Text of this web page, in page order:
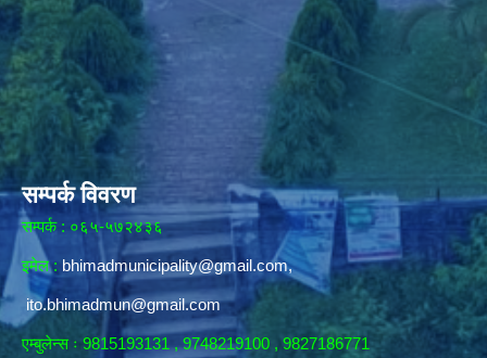
सम्पर्क विवरण
सम्पर्क : ०६५-५७२४३६
इमेल : bhimadmunicipality@gmail.com,
ito.bhimadmun@gmail.com
एम्बुलेन्स ः 9815193131 , 9748219100 , 9827186771